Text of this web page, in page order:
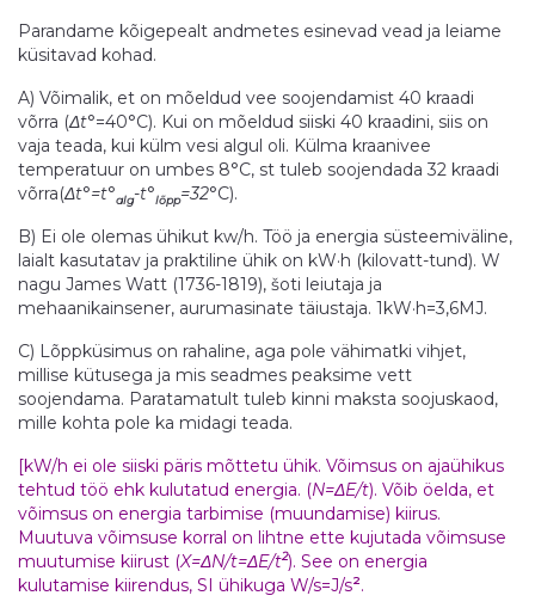
Parandame kõigepealt andmetes esinevad vead ja leiame
küsitavad kohad.
A) Võimalik, et on mõeldud vee soojendamist 40 kraadi
võrra (Δt°=40°C). Kui on mõeldud siiski 40 kraadini, siis on
vaja teada, kui külm vesi algul oli. Külma kraanivee
temperatuur on umbes 8°C, st tuleb soojendada 32 kraadi
võrra(Δt°=t°alg-t°lõpp=32°C).
B) Ei ole olemas ühikut kw/h. Töö ja energia süsteemiväline,
laialt kasutatav ja praktiline ühik on kW·h (kilovatt-tund). W
nagu James Watt (1736-1819), šoti leiutaja ja
mehaanikainsener, aurumasinate täiustaja. 1kW·h=3,6MJ.
C) Lõppküsimus on rahaline, aga pole vähimatki vihjet,
millise kütusega ja mis seadmes peaksime vett
soojendama. Paratamatult tuleb kinni maksta soojuskaod,
mille kohta pole ka midagi teada.
[kW/h ei ole siiski päris mõttetu ühik. Võimsus on ajaühikus
tehtud töö ehk kulutatud energia. (N=ΔE/t). Võib öelda, et
võimsus on energia tarbimise (muundamise) kiirus.
Muutuva võimsuse korral on lihtne ette kujutada võimsuse
muutumise kiirust (X=ΔN/t=ΔE/t2). See on energia
kulutamise kiirendus, SI ühikuga W/s=J/s2.